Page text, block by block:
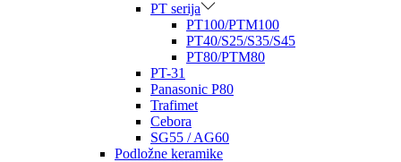
PT serija
PT100/PTM100
PT40/S25/S35/S45
PT80/PTM80
PT-31
Panasonic P80
Trafimet
Cebora
SG55 / AG60
Podložne keramike